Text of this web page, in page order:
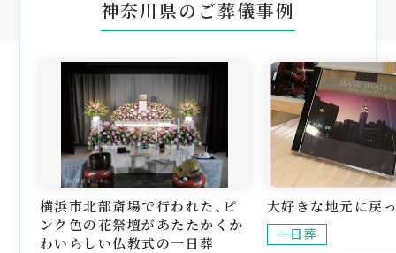
神奈川県のご葬儀事例
横浜市北部斎場で行われた、ピ
ンク色の花祭壇があたたかくか
わいらしい仏教式の一日葬
大好きな地元に戻
一日葬